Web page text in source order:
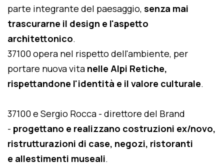
parte integrante del paesaggio, senza mai
trascurarne il design e l'aspetto
architettonico.
37100 opera nel rispetto dell'ambiente, per
portare nuova vita nelle Alpi Retiche,
rispettandone l'identità e il valore culturale.
37100 e Sergio Rocca - direttore del Brand
- progettano e realizzano costruzioni ex/novo,
ristrutturazioni di case, negozi, ristoranti
e allestimenti museali.